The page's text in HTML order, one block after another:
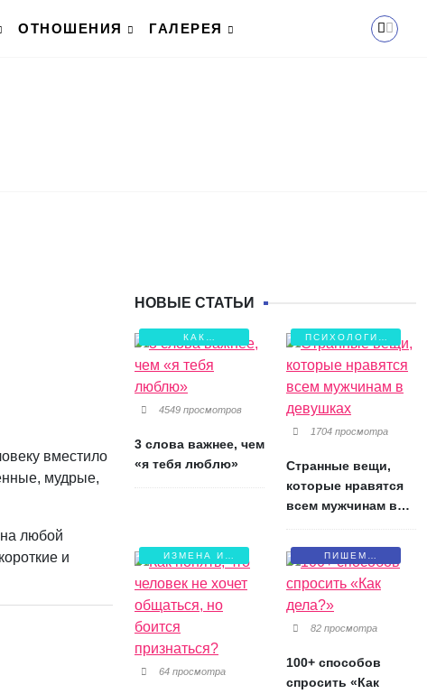
ОТНОШЕНИЯ ГАЛЕРЕЯ
вместило
мудрые,
любой
и
НОВЫЕ СТАТЬИ
КАК
СОХРАНИТЬ
ЛЮБОВЬ?
4549 просмотров
3 слова важнее, чем
«я тебя люблю»
ПСИХОЛОГИЯ
ЛЮБВИ
1704 просмотра
Странные вещи,
которые нравятся
всем мужчинам в
ИЗМЕНА И
БОЛЬ
64 просмотра
ПИШЕМ
ПИСЬМА
82 просмотра
100+ способов
спросить «Как